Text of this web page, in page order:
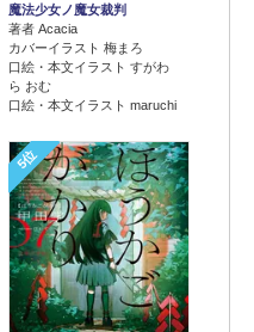
魔法少女ノ魔女裁判
著者 Acacia
カバーイラスト 梅まろ
口絵・本文イラスト すがわ
ら おむ
口絵・本文イラスト maruchi
5位